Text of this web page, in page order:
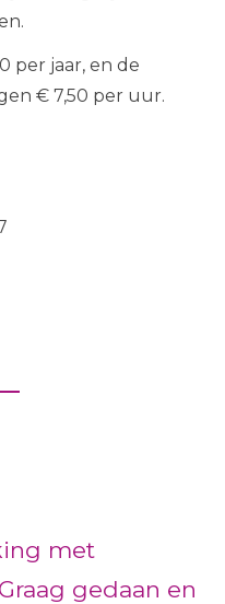
per jaar, en de
€ 7,50 per uur.
met
gedaan en